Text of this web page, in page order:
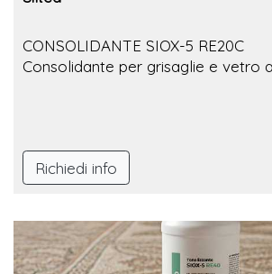
CONSOLIDANTE SIOX-5 RE20C
Consolidante per grisaglie e vetro
Richiedi info